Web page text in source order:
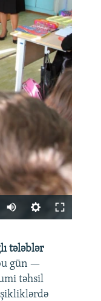
360p
480p
720p
tələblər
gün —
təhsil